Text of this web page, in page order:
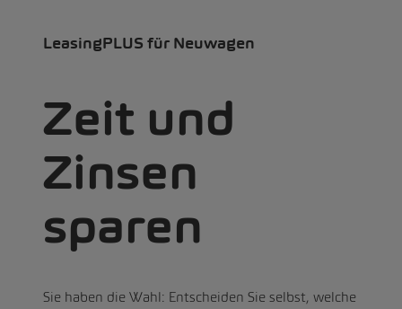
LeasingPLUS für Neuwagen
Zeit und
Zinsen
sparen
Sie haben die Wahl: Entscheiden Sie selbst, welche